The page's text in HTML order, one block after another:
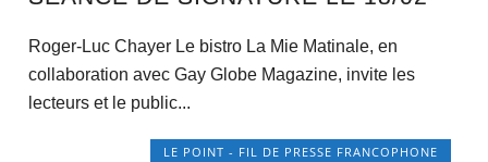
Roger-Luc Chayer Le bistro La Mie Matinale, en
collaboration avec Gay Globe Magazine, invite les
lecteurs et le public...
LE POINT - FIL DE PRESSE FRANCOPHONE